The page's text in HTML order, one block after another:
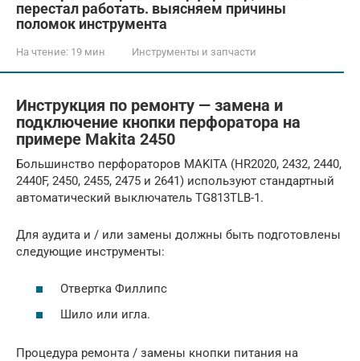
перестал работать. выясняем причины
поломок инструмента
На чтение: 19 мин Инструменты и запчасти
Инструкция по ремонту — замена и
подключение кнопки перфоратора на
примере Makita 2450
Большинство перфораторов MAKITA (HR2020, 2432, 2440,
2440F, 2450, 2455, 2475 и 2641) используют стандартный
автоматический выключатель TG813TLB-1.
Для аудита и / или замены должны быть подготовлены
следующие инструменты:
Отвертка Филлипс
Шило или игла.
Процедура ремонта / замены кнопки питания на